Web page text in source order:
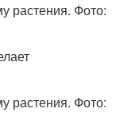
растения. Фото:
растения. Фото: